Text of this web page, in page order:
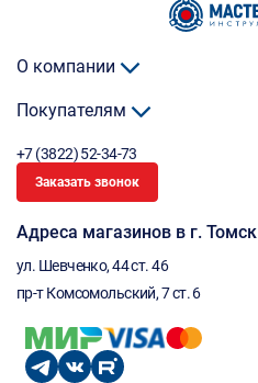
О компании
Покупателям
+7 (3822) 52-34-73
Заказать звонок
Адреса магазинов в г. Томск
ул. Шевченко, 44 ст. 46
пр-т Комсомольский, 7 ст. 6